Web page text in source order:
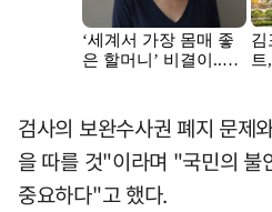
검사의 보완수사권 폐지 문제
을 따를 것"이라며 "국민의 불
중요하다"고 했다.